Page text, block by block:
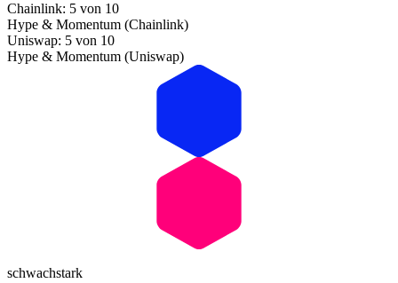
Chainlink: 5 von 10
Hype & Momentum (Chainlink)
Uniswap: 5 von 10
Hype & Momentum (Uniswap)
schwachstark